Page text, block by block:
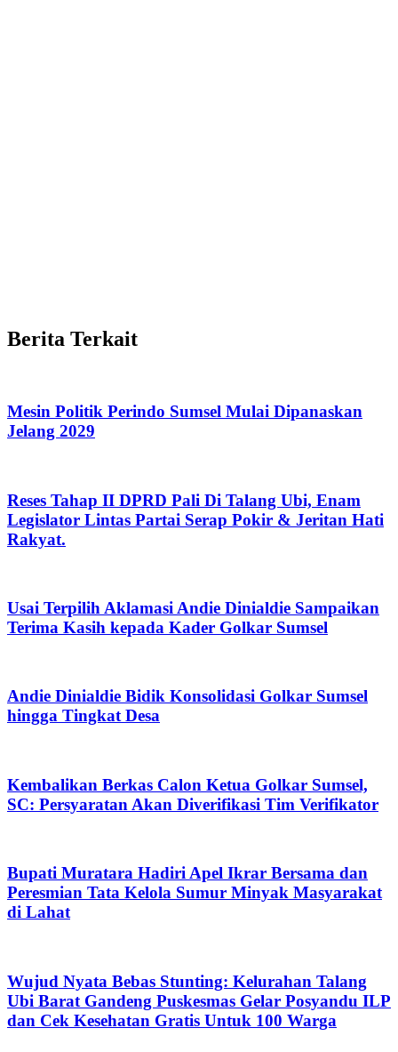
Berita Terkait
Mesin Politik Perindo Sumsel Mulai Dipanaskan
Jelang 2029
Reses Tahap II DPRD Pali Di Talang Ubi, Enam
Legislator Lintas Partai Serap Pokir & Jeritan Hati
Rakyat.
Usai Terpilih Aklamasi Andie Dinialdie Sampaikan
Terima Kasih kepada Kader Golkar Sumsel
Andie Dinialdie Bidik Konsolidasi Golkar Sumsel
hingga Tingkat Desa
Kembalikan Berkas Calon Ketua Golkar Sumsel,
SC: Persyaratan Akan Diverifikasi Tim Verifikator
Bupati Muratara Hadiri Apel Ikrar Bersama dan
Peresmian Tata Kelola Sumur Minyak Masyarakat
di Lahat
Wujud Nyata Bebas Stunting: Kelurahan Talang
Ubi Barat Gandeng Puskesmas Gelar Posyandu ILP
dan Cek Kesehatan Gratis Untuk 100 Warga